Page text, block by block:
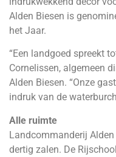
Alden Biesen is
het Jaar.
“Een landgoed spreekt
Cornelissen, algemeen
Alden Biesen. “Onze
indruk van de
Alle ruimte
Landcommanderij
dertig zalen. De